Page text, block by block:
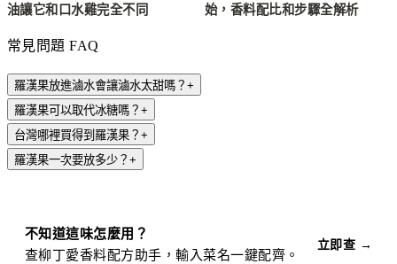
油讓它和口水雞完全不同
始，香料配比和步驟全解析
常見問題 FAQ
羅漢果放進滷水會讓滷水太甜嗎？ +
羅漢果可以取代冰糖嗎？ +
台灣哪裡買得到羅漢果？ +
羅漢果一次要放多少？ +
不知道這味怎麼用？
查柳丁愛香料配方助手，輸入菜名一鍵配齊。
立即查 →